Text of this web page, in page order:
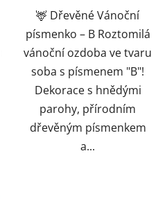
🦌 Dřevěné Vánoční
písmenko – B Roztomilá
vánoční ozdoba ve tvaru
soba s písmenem "B"!
Dekorace s hnědými
parohy, přírodním
dřevěným písmenkem
a...